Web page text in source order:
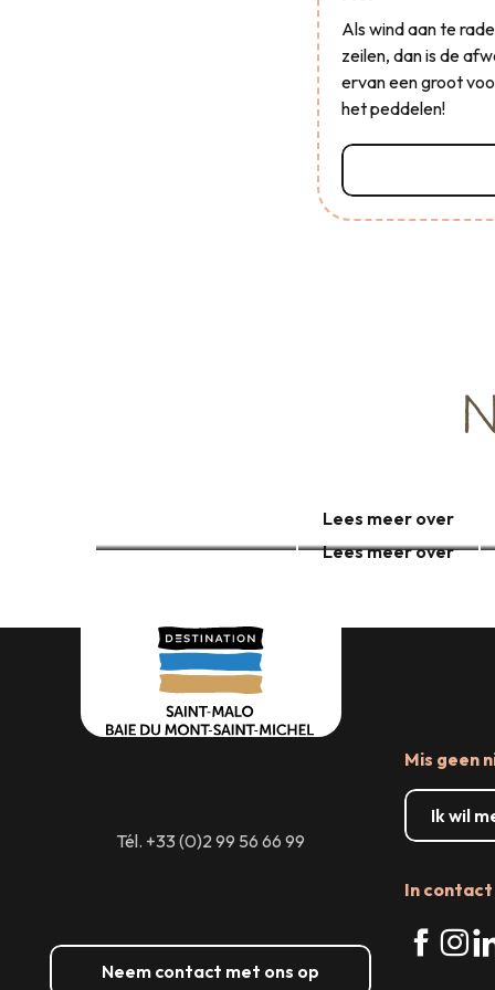
Als wind aan te
zeilen, dan is de
ervan een groot
het peddelen!
Lees meer over
Lees meer over
Tél. +33 (0)2 99 56 66 99
Neem contact met ons op
Mis geen
Ik wil
In